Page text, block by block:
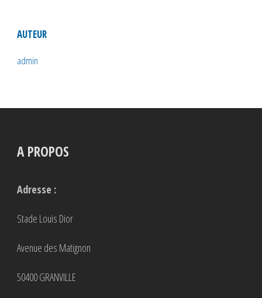
AUTEUR
admin
A PROPOS
Adresse :
Stade Louis Dior
Avenue des Matignon
50400 GRANVILLE